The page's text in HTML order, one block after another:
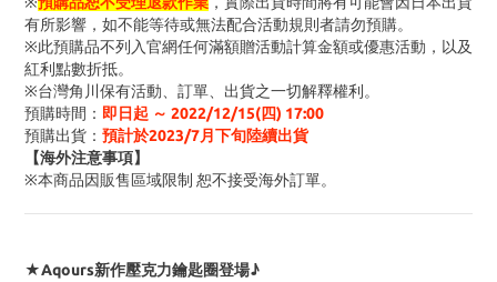
有所影響，如不能等待或無法配合活動規則者請勿預購。
※此預購品不列入官網任何滿額贈活動計算金額或優惠活動 ，以及
紅利點數折抵。
※台灣角川保有活動、訂單、出貨之一切解釋權利。
預購時間 ： 即日起 ～ 2022/12/15(四) 17:00
預購出貨： 預計於2023/7月下旬陸續出貨
【海外注意事項】
※本商品因販售區域限制 恕不接受海外訂單。
★Aqours新作壓克力鑰匙圈登場♪